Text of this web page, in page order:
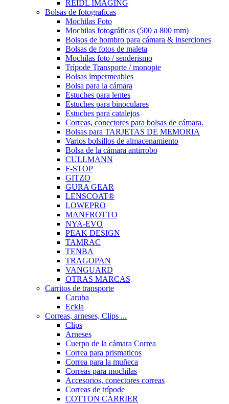
REIDL IMAGING
Bolsas de fotograficas
Mochilas Foto
Mochilas fotográficas (500 a 800 mm)
Bolsos de hombro para cámara & inserciones
Bolsas de fotos de maleta
Mochilas foto / senderismo
Trípode Transporte / monopie
Bolsas impermeables
Bolsa para la cámara
Estuches para lentes
Estuches para binoculares
Estuches para catalejos
Correas, conectores para bolsas de cámara.
Bolsas para TARJETAS DE MEMORIA
Varios bolsillos de almacenamiento
Bolsa de la cámara antirrobo
CULLMANN
F-STOP
GITZO
GURA GEAR
LENSCOAT®
LOWEPRO
MANFROTTO
NYA-EVO
PEAK DESIGN
TAMRAC
TENBA
TRAGOPAN
VANGUARD
OTRAS MARCAS
Carritos de transporte
Caruba
Eckla
Correas, arneses, Clips ...
Clips
Arneses
Cuerpo de la cámara Correa
Correa para prismaticos
Correa para la muñeca
Correas para mochilas
Accesorios, conectores correas
Correas de trípode
COTTON CARRIER